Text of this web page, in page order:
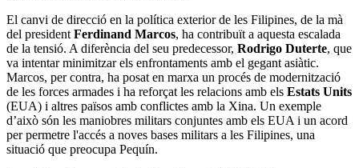
El canvi de direcció en la política exterior de les Filipines, de la mà
del president Ferdinand Marcos, ha contribuït a aquesta escalada
de la tensió. A diferència del seu predecessor, Rodrigo Duterte, que
va intentar minimitzar els enfrontaments amb el gegant asiàtic.
Marcos, per contra, ha posat en marxa un procés de modernització
de les forces armades i ha reforçat les relacions amb els Estats Units
(EUA) i altres països amb conflictes amb la Xina. Un exemple
d’això són les maniobres militars conjuntes amb els EUA i un acord
per permetre l'accés a noves bases militars a les Filipines, una
situació que preocupa Pequín.